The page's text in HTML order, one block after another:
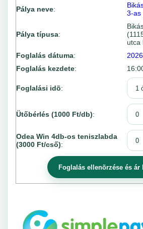
Pálya neve:
3-as
Pálya típusa:
utca
Foglalás dátuma:
Foglalás kezdete:
Foglalási idõ:
Ütőbérlés (1000 Ft/db):
Odea Win 4db-os teniszlabda
(3000 Ft/cső):